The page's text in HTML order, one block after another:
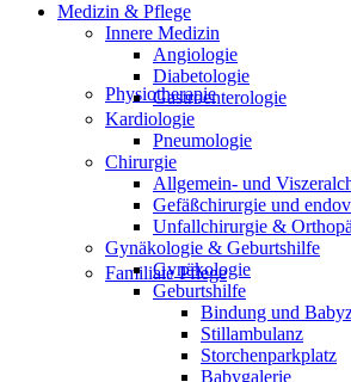
Physiotherapie
Familiale Pflege
Medizin & Pflege
Innere Medizin
Angiologie
Diabetologie
Gastroenterologie
Kardiologie
Pneumologie
Chirurgie
Allgemein- und
Gefäßchirurgie und
Unfallchirurgie &
Gynäkologie & Geburtshilfe
Gynäkologie
Geburtshilfe
Bindung und
Stillambulanz
Storchenparkplatz
Babygalerie